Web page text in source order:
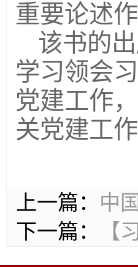
重要论述
该书的
学习领会
党建工作
关党建工
上一篇： 中
下一篇：
【